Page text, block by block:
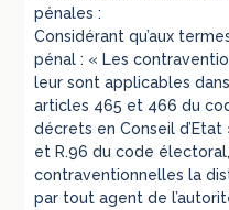
pénales :
Considérant qu’aux
pénal : « Les
leur sont applicables
articles 465 et 466 du
décrets en Conseil d’Etat
et R.96 du code
contraventionnelles la
par tout agent de